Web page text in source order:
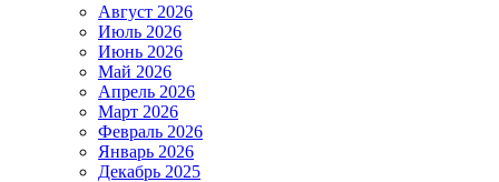
Август 2026
Июль 2026
Июнь 2026
Май 2026
Апрель 2026
Март 2026
Февраль 2026
Январь 2026
Декабрь 2025